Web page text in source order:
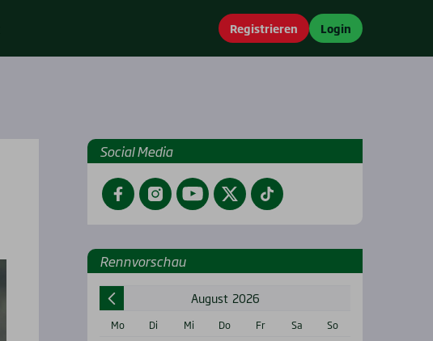
Registrieren Login
Social Media
FacebookInstagramYouTubeTwitterTikTok
Renn­vor­schau
August 2026
Mo Di Mi Do Fr Sa
So